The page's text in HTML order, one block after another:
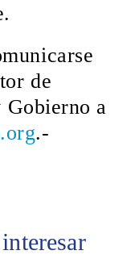
de
a
.-